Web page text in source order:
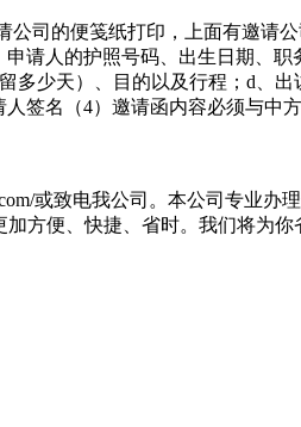
公司的便笺纸打印，上面有邀请
申请人的护照号码、出生日期、职
多少天）、目的以及行程； d 、
人签名（4）邀请函内容必须与中
或致电我公司。本公司专业办
方便、快捷、省时。我们将为你